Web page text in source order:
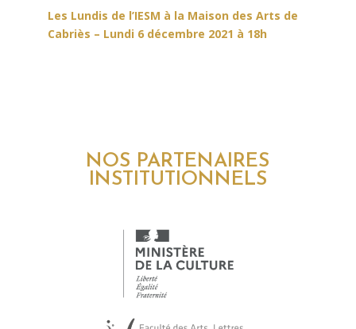
Les Lundis de l’IESM à la Maison des Arts de
Cabriès – Lundi 6 décembre 2021 à 18h
NOS PARTENAIRES
INSTITUTIONNELS